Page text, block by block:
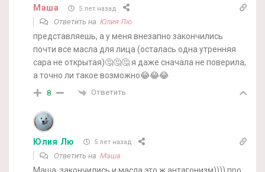
Маша 5 лет назад
Ответить на Юлия Лю
представляешь, а у меня внезапно закончились
почти все масла для лица (осталась одна утренняя
сара не открытая)🤔🤔🤔 я даже сначала не поверила,
а точно ли такое возможно😂😂😂
8 Ответить
Юлия Лю 5 лет назад
Ответить на Маша